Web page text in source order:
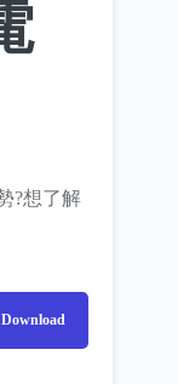
?想了解
Download